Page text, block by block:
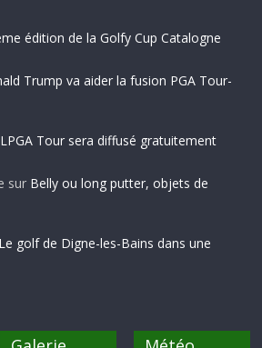
édition de la Golfy Cup Catalogne
Trump va aider la fusion PGA Tour-
Tour sera diffusé gratuitement
sur Belly ou long putter, objets de
Le golf de Digne-les-Bains dans une